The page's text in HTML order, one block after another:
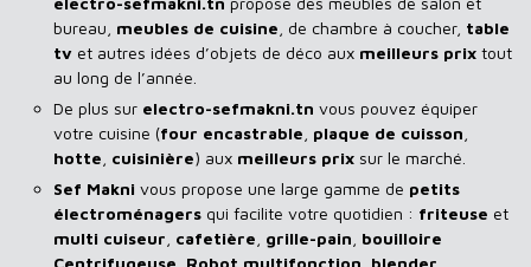
bureau, meubles de cuisine , de chambre à coucher, table
tv et autres idées d’objets de déco aux meilleurs prix tout
au long de l’année.
De plus sur electro-sefmakni.tn vous pouvez équiper
votre cuisine (four encastrable plaque de cuisson
hotte cuisinière) aux meilleurs prix sur le marché.
Sef Makni vous propose une large gamme de petits
électroménagers qui facilite votre quotidien : friteuse et
multi cuiseur cafetière grille-pain bouilloire